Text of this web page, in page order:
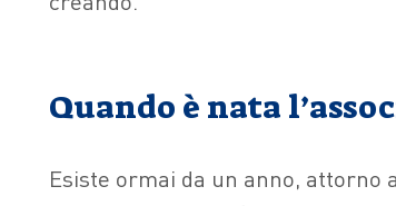
Quando è nata
Esiste ormai da un anno,